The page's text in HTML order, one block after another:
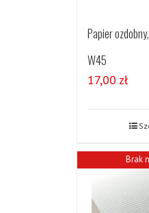
Papier
W45
17,00 zł
Brak